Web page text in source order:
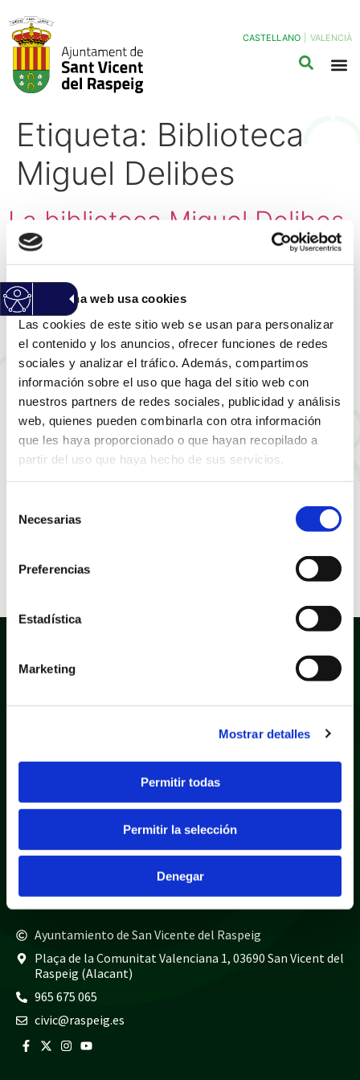
Esta página web usa cookies
Las cookies de este sitio web se usan para personalizar
el contenido y los anuncios, ofrecer funciones de redes
sociales y analizar el tráfico. Además, compartimos
información sobre el uso que haga del sitio web con
nuestros partners de redes sociales, publicidad y análisis
web, quienes pueden combinarla con otra información
que les haya proporcionado o que hayan recopilado a
partir del uso que haya hecho de sus servicios.
Necesarias
Preferencias
Estadística
Marketing
Mostrar detalles
Permitir todas
Permitir la selección
Denegar
CASTELLANO VALENCIÀ
Etiqueta: Biblioteca
Miguel Delibes
La biblioteca Miguel Delibes
celebra su 20 aniversario
como referente cultural con
más de 55.000 préstamos y
104.000 visitas cada año
Mapa web
Teléfonos de interés
Ayuntamiento de San Vicente del Raspeig
Plaça de la Comunitat Valenciana 1, 03690 San Vicent del
Raspeig (Alacant)
965 675 065
civic@raspeig.es